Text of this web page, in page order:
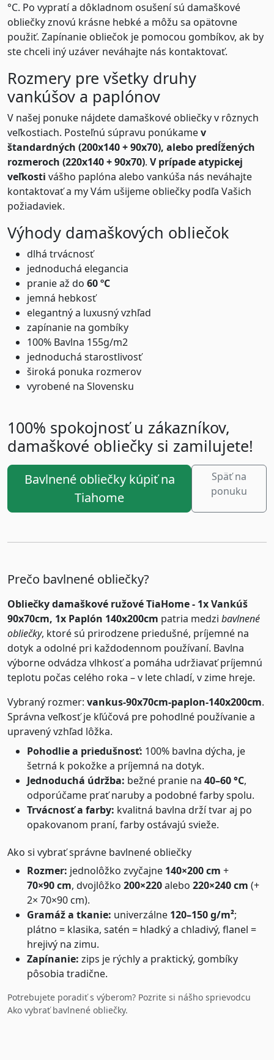
°C. Po vypratí a dôkladnom osušení sú damaškové
obliečky znovú krásne hebké a môžu sa opätovne
použiť. Zapínanie obliečok je pomocou gombíkov, ak by
ste chceli iný uzáver neváhajte nás kontaktovať.
Rozmery pre všetky druhy
vankúšov a paplónov
V našej ponuke nájdete damaškové obliečky v rôznych
veľkostiach. Posteľnú súpravu ponúkamev
štandardných (200x140 + 90x70), alebo predĺžených
rozmeroch (220x140 + 90x70). V prípade atypickej
veľkosti vášho paplóna alebo vankúša nás neváhajte
kontaktovať a my Vám ušijeme obliečky podľa Vašich
požiadaviek.
Výhody damaškových obliečok
dlhá trvácnosť
jednoduchá elegancia
pranie až do 60 ºC
jemná hebkosť
elegantný a luxusný vzhľad
zapínanie na gombíky
100% Bavlna 155g/m2
jednoduchá starostlivosť
široká ponuka rozmerov
vyrobené na Slovensku
100% spokojnosť u zákazníkov,
damaškové obliečky si zamilujete!
Bavlnené obliečky kúpiť na
Tiahome
Späť na
ponuku
Prečo bavlnené obliečky?
Obliečky damaškové ružové TiaHome - 1x Vankúš
90x70cm, 1x Paplón 140x200cm patria medzi bavlnené
obliečky, ktoré sú prirodzene priedušné, príjemné na
dotyk a odolné pri každodennom používaní. Bavlna
výborne odvádza vlhkosť a pomáha udržiavať príjemnú
teplotu počas celého roka – v lete chladí, v zime hreje.
Vybraný rozmer: vankus-90x70cm-paplon-140x200cm.
Správna veľkosť je kľúčová pre pohodlné používanie a
upravený vzhľad lôžka.
Pohodlie a priedušnosť: 100% bavlna dýcha, je
šetrná k pokožke a príjemná na dotyk.
Jednoduchá údržba: bežné pranie na 40–60 °C,
odporúčame prať naruby a podobné farby spolu.
Trvácnosť a farby: kvalitná bavlna drží tvar aj po
opakovanom praní, farby ostávajú svieže.
Ako si vybrať správne bavlnené obliečky
Rozmer: jednolôžko zvyčajne 140×200 cm +
70×90 cm, dvojlôžko 200×220alebo 220×240 cm (+
2× 70×90 cm).
Gramáž a tkanie: univerzálne 120–150 g/m²;
plátno = klasika, satén = hladký a chladivý, flanel =
hrejivý na zimu.
Zapínanie: zips je rýchly a praktický, gombíky
pôsobia tradične.
Potrebujete poradiť s výberom? Pozrite si nášho sprievodcu
Ako vybrať bavlnené obliečky.